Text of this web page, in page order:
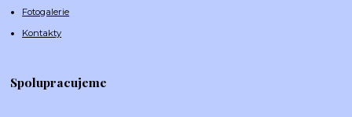
Fotogalerie
Kontakty
Spolupracujeme